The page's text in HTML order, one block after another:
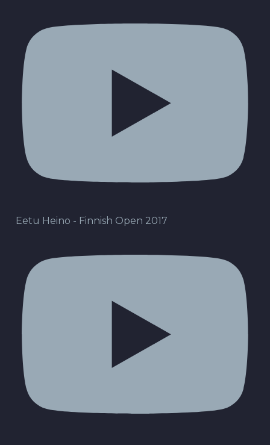
Eetu Heino - Finnish Open 2017